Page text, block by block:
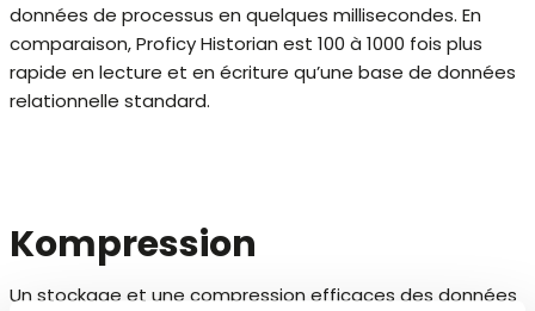
données de processus en quelques millisecondes. En
comparaison, Proficy Historian est 100 à 1000 fois plus
rapide en lecture et en écriture qu’une base de données
relationnelle standard.
Kompression
Un stockage et une compression efficaces des données